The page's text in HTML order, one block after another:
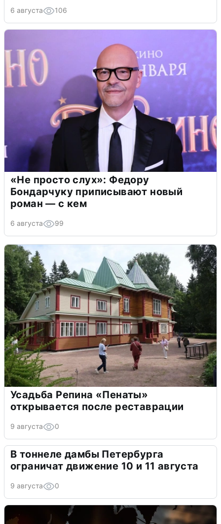
6 августа 106
«Не просто слух»: Федору
Бондарчуку приписывают новый
роман — с кем
6 августа 99
Усадьба Репина «Пенаты»
открывается после реставрации
9 августа 0
В тоннеле дамбы Петербурга
ограничат движение 10 и 11 августа
9 августа 0